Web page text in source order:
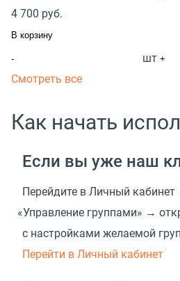
4 700 руб.
В корзину
- шт +
Смотреть все
Как начать
Если вы уже наш
Перейдите в Личный
«Управление группами» →
с настройками желаемой
Перейти в Личный кабинет